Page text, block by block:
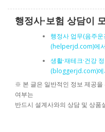
행정사·보험 상담이
행정사 업무(음주운
(helperjd.com)에
생활·재테크·건강
(bloggerjd.com)에
※ 본 글은 일반적인 정보 제공을
여부는
반드시 설계사와의 상담 및 상품